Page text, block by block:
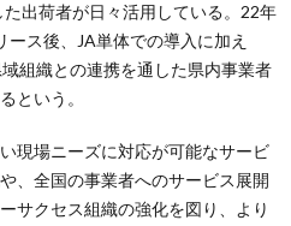
出荷者が日々活用している。22年
ス後、JA単体での導入に加え
組織との連携を通した県内事業者
という。
現場ニーズに対応が可能なサービ
、全国の事業者へのサービス展開
サクセス組織の強化を図り、より